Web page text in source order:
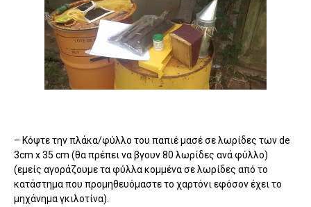
– Κόψτε την πλάκα/φύλλο του παπιέ μασέ σε λωρίδες των de
3cm x 35 cm (θα πρέπει να βγουν 80 λωρίδες ανά φύλλο)
(εμείς αγοράζουμε τα φύλλα κομμένα σε λωρίδες από το
κατάστημα που προμηθευόμαστε το χαρτόνι εφόσον έχει το
μηχάνημα γκιλοτίνα).